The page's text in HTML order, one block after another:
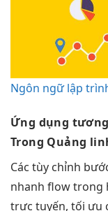
Ngôn ngữ lập
Ứng dụng
Trong Quảng
Các tùy chỉnh
nhanh flow trong
trực tuyến, tối ưu